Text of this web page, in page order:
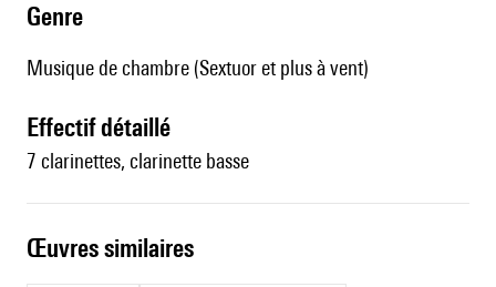
genre
Musique de chambre (Sextuor et plus à vent)
effectif détaillé
7 clarinettes, clarinette basse
œuvres similaires